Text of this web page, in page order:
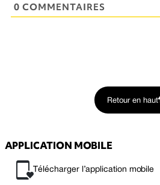
0 COMMENTAIRES
Retour en haut
APPLICATION MOBILE
Télécharger l’application mobile